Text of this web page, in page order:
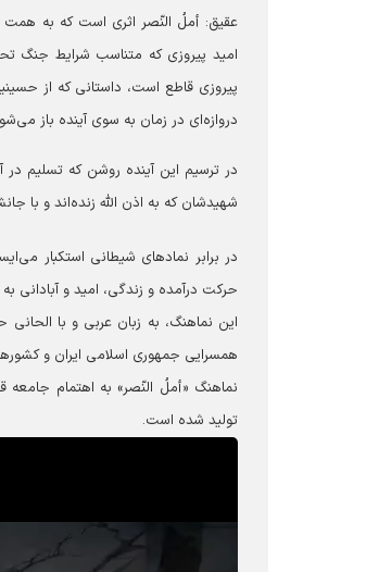
عقیق: أملُ النّصر اثری است که به همت
امید پیروزی که متناسب شرایط جنگ
پیروزی قاطع است، داستانی که از
دروازه‌ای در زمان به سوی آینده باز
در ترسیم این آینده‌ روشن که تسلیم
شهیدشان که به اذن الله زنده‌اند و با
در برابر نمادهای شیطانی استکبار
حرکت درآمده و زندگی، امید و آبادانی
این نماهنگ، به زبان عربی و با
همسرایی جمهوری اسلامی ایران و
نماهنگ «أملُ النّصر» به اهتمام
تولید شده است.